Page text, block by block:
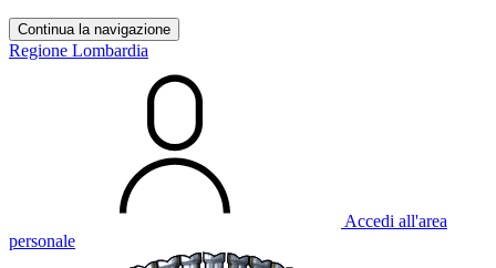
Continua la navigazione
Regione Lombardia
Accedi all'area
personale